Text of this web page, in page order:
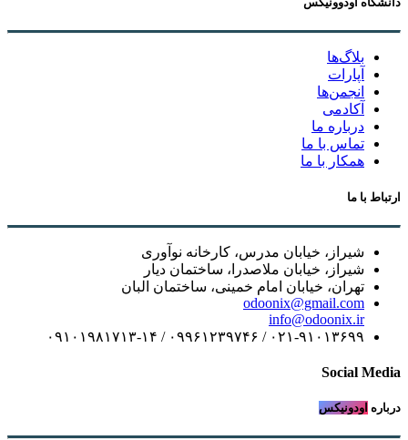
بلاگ‌ها
آپارات
انجمن‌ها
آکادمی
درباره ما
تماس با ما
همکار با ما
ارتباط با ما
شیراز، خیابان مدرس، کارخانه نوآوری
شیراز، خیابان ملاصدرا، ساختمان دیار
تهران، خیابان امام خمینی، ساختمان البان
odoonix@gmail.com
info@odoonix.ir
۰۲۱-۹۱۰۱۳۶۹۹ / ۰۹۹۶۱۲۳۹۷۴۶ / ۰۹۱۰۱۹۸۱۷۱۳-۱۴
Social Media
درباره اودونیکس